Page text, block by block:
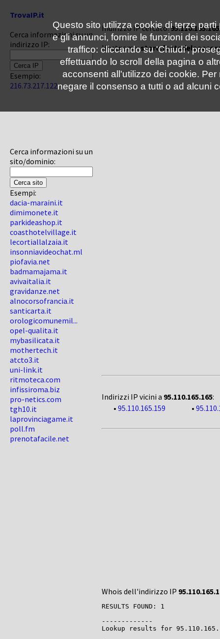
TrovaIP.it
Cerca informazioni su un
indirizzo IP:
Esempio:
216.73.217.122
Cerca informazioni su un
sito/dominio:
Esempi:
dacia-maraini.it
dimimonete.it
parkideashop.it
coasthotelvillage.it
lecortiallalzaia.it
insonniavideochat.ml
piofavia.net
badmamajama.it
avivaitalia.it
gravidanze.net
alnocorsofrancia.it
santicarta.it
orologicomunemil...
opel-qualita.it
mybasilicata.it
mothertech.it
atcto3.it
uni-link.it
ritmoteca.com
infissiroma.biz
pro-netics.com
tgh10.it
laprovinciagame.it
poll.fm
prenotafacile.net
Indirizzo IP cercato:95.110.165.165
Hostname:
Indirizzi IP vicini a 95.110.165.165:
• 95.110.165.159 •
Whois dell'indirizzo IP
RESULTS FOUND: 1
-------------
Lookup results for
Questo sito utilizza cookie di terze
e gli annunci, fornire le funzioni dei
traffico: cliccando su 'Chiudi',
effettuando lo scroll della pagina o
acconsenti all'utilizzo dei cookie.
negare il consenso a tutti o ad alcuni